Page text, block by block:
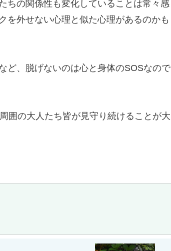
ちの関係性も変化していることは常々感
を外せない心理と似た心理があるのかも
ど、脱げないのは心と身体のSOSなので
囲の大人たち皆が見守り続けることが大